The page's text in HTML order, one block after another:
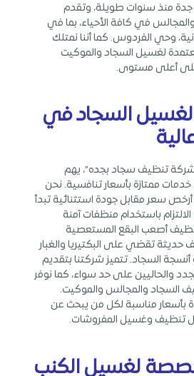
جدة منذ سنوات طويلة، وتقدم
في كافة الأحياء، بما في
وحي الفردوس. كما أننا نمتلك
لغسيل السجاد والموكيت
أعلى مستوى.
السجاد في
تنظيف سجاد بجده”، يهم
ممتازة بأسعار تنافسية. نحن
سعر مقابل جودة استثنائية تبدأ
باستخدام منظفات آمنة
أصعب البقع المستعصية
حديثة تقضي على البكتيريا والغبار
أنسجة السجاد. تتميز شركتنا بتقديم
والحاليين على حد سواء، كما نوفر
والمجالس والموكيت.
بأسعار مناسبة لكل من يبحث عن
تنظيف وغسيل المفروشات.
لغسيل الكنب